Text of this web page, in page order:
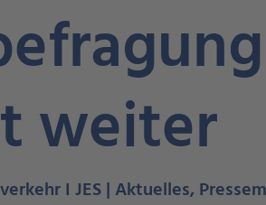
weiter
I JES | Aktuelles,